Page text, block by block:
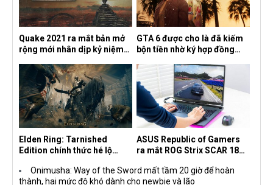
Quake 2021 ra mắt bản mở
rộng mới nhân dịp kỷ niệm
the Machine
GTA 6 được cho là đã kiếm
bộn tiền nhờ ký hợp đồng
Elden Ring: Tarnished
Edition chính thức hé lộ
ASUS Republic of Gamers
ra mắt ROG Strix SCAR 18
Onimusha: Way of the Sword mất tầm 20 giờ để hoàn
thành, hai mức độ khó dành cho newbie và lão